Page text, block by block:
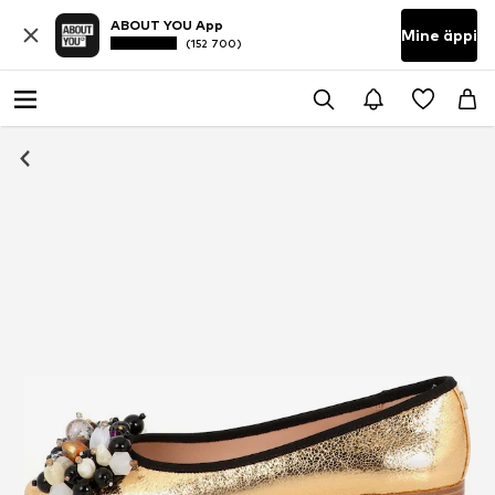
ABOUT YOU App
(152 700) Mine äppi